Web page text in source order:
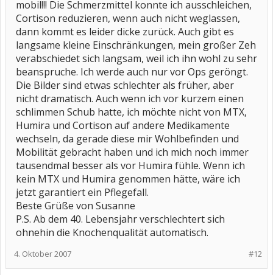
mobil!!! Die Schmerzmittel konnte ich ausschleichen,
Cortison reduzieren, wenn auch nicht weglassen,
dann kommt es leider dicke zurück. Auch gibt es
langsame kleine Einschränkungen, mein großer Zeh
verabschiedet sich langsam, weil ich ihn wohl zu sehr
beanspruche. Ich werde auch nur vor Ops geröngt.
Die Bilder sind etwas schlechter als früher, aber
nicht dramatisch. Auch wenn ich vor kurzem einen
schlimmen Schub hatte, ich möchte nicht von MTX,
Humira und Cortison auf andere Medikamente
wechseln, da gerade diese mir Wohlbefinden und
Mobilität gebracht haben und ich mich noch immer
tausendmal besser als vor Humira fühle. Wenn ich
kein MTX und Humira genommen hätte, wäre ich
jetzt garantiert ein Pflegefall.
Beste Grüße von Susanne
P.S. Ab dem 40. Lebensjahr verschlechtert sich
ohnehin die Knochenqualität automatisch.
#12
4. Oktober 2007